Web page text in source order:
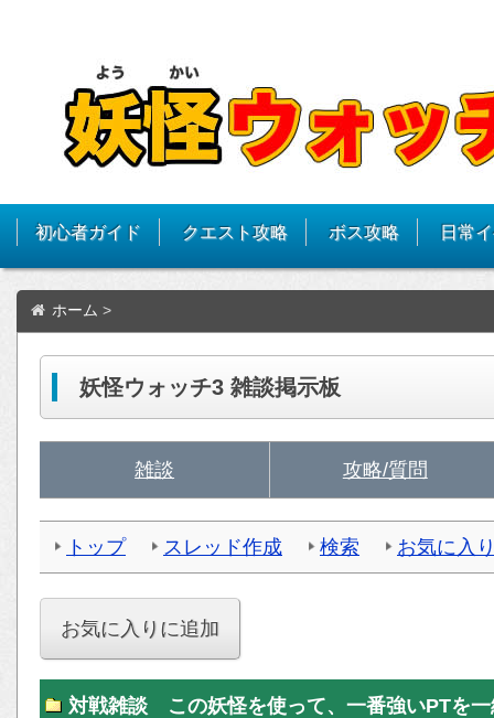
初心者ガイド クエスト攻略 ボス攻略 日常
ホーム >
妖怪ウォッチ3 雑談掲示板
雑談 攻略/質問
トップ スレッド作成 検索 お気に入
対戦雑談 この妖怪を使って、一番強いPTを一